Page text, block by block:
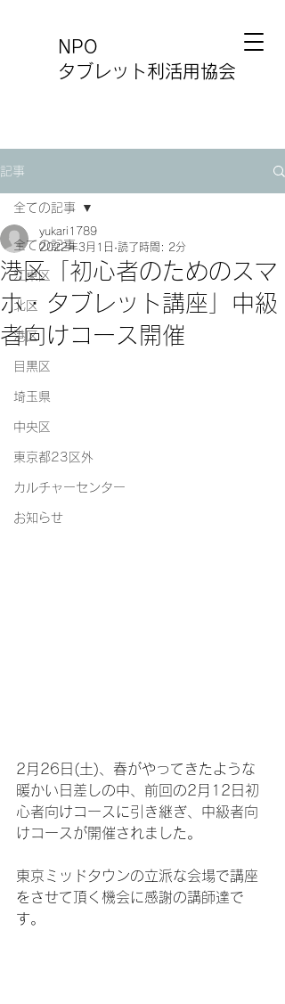
NPO
タブレット利活用協会
記事
全ての記事
江東区
北区
港区
目黒区
埼玉県
中央区
東京都23区外
カルチャーセンター
お知らせ
全ての記事
港区「初心者のためのスマ
ホ・タブレット講座」中級
者向けコース開催
yukari1789
2022年3月1日 読了時間: 2分
2月26日(土)、春がやってきたような
暖かい日差しの中、前回の2月12日初
心者向けコースに引き継ぎ、中級者向
けコースが開催されました。
東京ミッドタウンの立派な会場で講座
をさせて頂く機会に感謝の講師達で
す。